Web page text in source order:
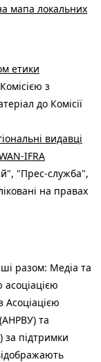
мапа локальних
етики
з
до Комісії
видавці
IFRA
"Прес-служба",
на правах
разом: Медіа та
асоціацією
Асоціацією
та
за підтримки